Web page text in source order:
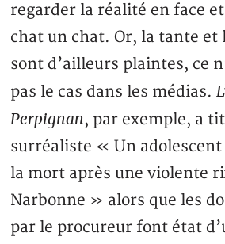
regarder la réalité en face
chat un chat. Or, la tante et
sont d’ailleurs plaintes, ce
pas le cas dans les médias.
Perpignan, par exemple, a
surréaliste « Un
la mort après une violente
Narbonne » alors que les
par le procureur font état